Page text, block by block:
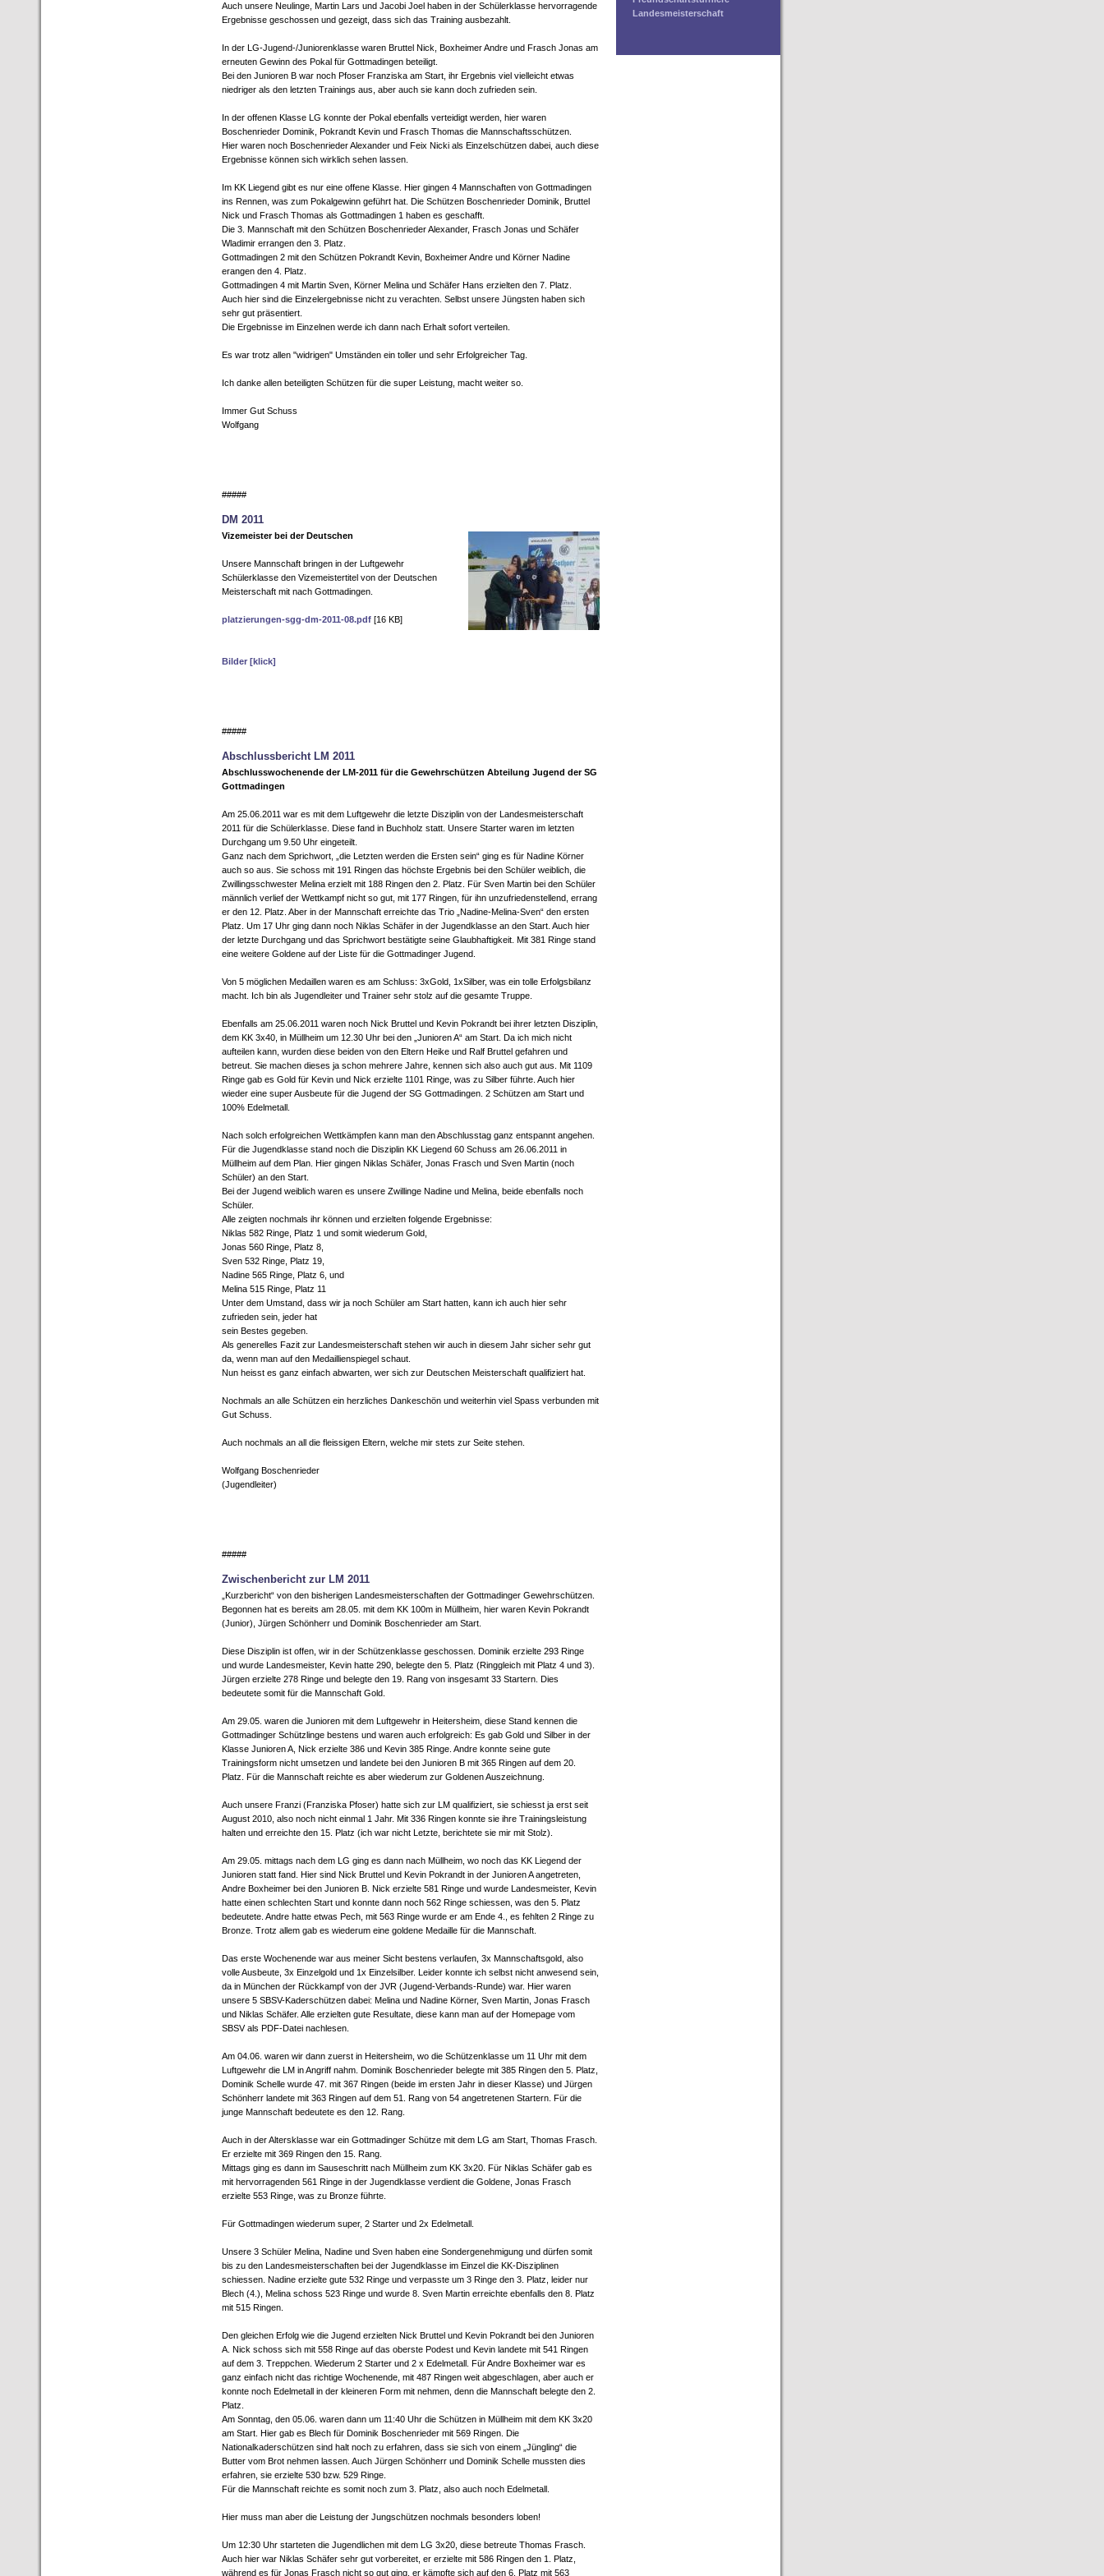
Auch unsere Neulinge, Martin Lars und Jacobi Joel haben in der Schülerklasse hervorragende
Ergebnisse geschossen und gezeigt, dass sich das Training ausbezahlt.
In der LG-Jugend-/Juniorenklasse waren Bruttel Nick, Boxheimer Andre und Frasch Jonas am
erneuten Gewinn des Pokal für Gottmadingen beteiligt.
Bei den Junioren B war noch Pfoser Franziska am Start, ihr Ergebnis viel vielleicht etwas
niedriger als den letzten Trainings aus, aber auch sie kann doch zufrieden sein.
In der offenen Klasse LG konnte der Pokal ebenfalls verteidigt werden, hier waren
Boschenrieder Dominik, Pokrandt Kevin und Frasch Thomas die Mannschaftsschützen.
Hier waren noch Boschenrieder Alexander und Feix Nicki als Einzelschützen dabei, auch diese
Ergebnisse können sich wirklich sehen lassen.
Im KK Liegend gibt es nur eine offene Klasse. Hier gingen 4 Mannschaften von Gottmadingen
ins Rennen, was zum Pokalgewinn geführt hat. Die Schützen Boschenrieder Dominik, Bruttel
Nick und Frasch Thomas als Gottmadingen 1 haben es geschafft.
Die 3. Mannschaft mit den Schützen Boschenrieder Alexander, Frasch Jonas und Schäfer
Wladimir errangen den 3. Platz.
Gottmadingen 2 mit den Schützen Pokrandt Kevin, Boxheimer Andre und Körner Nadine
erangen den 4. Platz.
Gottmadingen 4 mit Martin Sven, Körner Melina und Schäfer Hans erzielten den 7. Platz.
Auch hier sind die Einzelergebnisse nicht zu verachten. Selbst unsere Jüngsten haben sich
sehr gut präsentiert.
Die Ergebnisse im Einzelnen werde ich dann nach Erhalt sofort verteilen.
Es war trotz allen "widrigen" Umständen ein toller und sehr Erfolgreicher Tag.
Ich danke allen beteiligten Schützen für die super Leistung, macht weiter so.
Immer Gut Schuss
Wolfgang
#####
DM 2011
Vizemeister bei der Deutschen
Unsere Mannschaft bringen in der Luftgewehr
Schülerklasse den Vizemeistertitel von der Deutschen
Meisterschaft mit nach Gottmadingen.
platzierungen-sgg-dm-2011-08.pdf [16 KB]
Bilder [klick]
#####
Abschlussbericht LM 2011
Abschlusswochenende der LM-2011 für die Gewehrschützen Abteilung Jugend der SG
Gottmadingen
Am 25.06.2011 war es mit dem Luftgewehr die letzte Disziplin von der Landesmeisterschaft
2011 für die Schülerklasse. Diese fand in Buchholz statt. Unsere Starter waren im letzten
Durchgang um 9.50 Uhr eingeteilt.
Ganz nach dem Sprichwort, „die Letzten werden die Ersten sein“ ging es für Nadine Körner
auch so aus. Sie schoss mit 191 Ringen das höchste Ergebnis bei den Schüler weiblich, die
Zwillingsschwester Melina erzielt mit 188 Ringen den 2. Platz. Für Sven Martin bei den Schüler
männlich verlief der Wettkampf nicht so gut, mit 177 Ringen, für ihn unzufriedenstellend, errang
er den 12. Platz. Aber in der Mannschaft erreichte das Trio „Nadine-Melina-Sven“ den ersten
Platz. Um 17 Uhr ging dann noch Niklas Schäfer in der Jugendklasse an den Start. Auch hier
der letzte Durchgang und das Sprichwort bestätigte seine Glaubhaftigkeit. Mit 381 Ringe stand
eine weitere Goldene auf der Liste für die Gottmadinger Jugend.
Von 5 möglichen Medaillen waren es am Schluss: 3xGold, 1xSilber, was ein tolle Erfolgsbilanz
macht. Ich bin als Jugendleiter und Trainer sehr stolz auf die gesamte Truppe.
Ebenfalls am 25.06.2011 waren noch Nick Bruttel und Kevin Pokrandt bei ihrer letzten Disziplin,
dem KK 3x40, in Müllheim um 12.30 Uhr bei den „Junioren A“ am Start. Da ich mich nicht
aufteilen kann, wurden diese beiden von den Eltern Heike und Ralf Bruttel gefahren und
betreut. Sie machen dieses ja schon mehrere Jahre, kennen sich also auch gut aus. Mit 1109
Ringe gab es Gold für Kevin und Nick erzielte 1101 Ringe, was zu Silber führte. Auch hier
wieder eine super Ausbeute für die Jugend der SG Gottmadingen. 2 Schützen am Start und
100% Edelmetall.
Nach solch erfolgreichen Wettkämpfen kann man den Abschlusstag ganz entspannt angehen.
Für die Jugendklasse stand noch die Disziplin KK Liegend 60 Schuss am 26.06.2011 in
Müllheim auf dem Plan. Hier gingen Niklas Schäfer, Jonas Frasch und Sven Martin (noch
Schüler) an den Start.
Bei der Jugend weiblich waren es unsere Zwillinge Nadine und Melina, beide ebenfalls noch
Schüler.
Alle zeigten nochmals ihr können und erzielten folgende Ergebnisse:
Niklas 582 Ringe, Platz 1 und somit wiederum Gold,
Jonas 560 Ringe, Platz 8,
Sven 532 Ringe, Platz 19,
Nadine 565 Ringe, Platz 6, und
Melina 515 Ringe, Platz 11
Unter dem Umstand, dass wir ja noch Schüler am Start hatten, kann ich auch hier sehr
zufrieden sein, jeder hat
sein Bestes gegeben.
Als generelles Fazit zur Landesmeisterschaft stehen wir auch in diesem Jahr sicher sehr gut
da, wenn man auf den Medaillienspiegel schaut.
Nun heisst es ganz einfach abwarten, wer sich zur Deutschen Meisterschaft qualifiziert hat.
Nochmals an alle Schützen ein herzliches Dankeschön und weiterhin viel Spass verbunden mit
Gut Schuss.
Auch nochmals an all die fleissigen Eltern, welche mir stets zur Seite stehen.
Wolfgang Boschenrieder
(Jugendleiter)
#####
Zwischenbericht zur LM 2011
„Kurzbericht“ von den bisherigen Landesmeisterschaften der Gottmadinger Gewehrschützen.
Begonnen hat es bereits am 28.05. mit dem KK 100m in Müllheim, hier waren Kevin Pokrandt
(Junior), Jürgen Schönherr und Dominik Boschenrieder am Start.
Diese Disziplin ist offen, wir in der Schützenklasse geschossen. Dominik erzielte 293 Ringe
und wurde Landesmeister, Kevin hatte 290, belegte den 5. Platz (Ringgleich mit Platz 4 und 3).
Jürgen erzielte 278 Ringe und belegte den 19. Rang von insgesamt 33 Startern. Dies
bedeutete somit für die Mannschaft Gold.
Am 29.05. waren die Junioren mit dem Luftgewehr in Heitersheim, diese Stand kennen die
Gottmadinger Schützlinge bestens und waren auch erfolgreich: Es gab Gold und Silber in der
Klasse Junioren A, Nick erzielte 386 und Kevin 385 Ringe. Andre konnte seine gute
Trainingsform nicht umsetzen und landete bei den Junioren B mit 365 Ringen auf dem 20.
Platz. Für die Mannschaft reichte es aber wiederum zur Goldenen Auszeichnung.
Auch unsere Franzi (Franziska Pfoser) hatte sich zur LM qualifiziert, sie schiesst ja erst seit
August 2010, also noch nicht einmal 1 Jahr. Mit 336 Ringen konnte sie ihre Trainingsleistung
halten und erreichte den 15. Platz (ich war nicht Letzte, berichtete sie mir mit Stolz).
Am 29.05. mittags nach dem LG ging es dann nach Müllheim, wo noch das KK Liegend der
Junioren statt fand. Hier sind Nick Bruttel und Kevin Pokrandt in der Junioren A angetreten,
Andre Boxheimer bei den Junioren B. Nick erzielte 581 Ringe und wurde Landesmeister, Kevin
hatte einen schlechten Start und konnte dann noch 562 Ringe schiessen, was den 5. Platz
bedeutete. Andre hatte etwas Pech, mit 563 Ringe wurde er am Ende 4., es fehlten 2 Ringe zu
Bronze. Trotz allem gab es wiederum eine goldene Medaille für die Mannschaft.
Das erste Wochenende war aus meiner Sicht bestens verlaufen, 3x Mannschaftsgold, also
volle Ausbeute, 3x Einzelgold und 1x Einzelsilber. Leider konnte ich selbst nicht anwesend sein,
da in München der Rückkampf von der JVR (Jugend-Verbands-Runde) war. Hier waren
unsere 5 SBSV-Kaderschützen dabei: Melina und Nadine Körner, Sven Martin, Jonas Frasch
und Niklas Schäfer. Alle erzielten gute Resultate, diese kann man auf der Homepage vom
SBSV als PDF-Datei nachlesen.
Am 04.06. waren wir dann zuerst in Heitersheim, wo die Schützenklasse um 11 Uhr mit dem
Luftgewehr die LM in Angriff nahm. Dominik Boschenrieder belegte mit 385 Ringen den 5. Platz,
Dominik Schelle wurde 47. mit 367 Ringen (beide im ersten Jahr in dieser Klasse) und Jürgen
Schönherr landete mit 363 Ringen auf dem 51. Rang von 54 angetretenen Startern. Für die
junge Mannschaft bedeutete es den 12. Rang.
Auch in der Altersklasse war ein Gottmadinger Schütze mit dem LG am Start, Thomas Frasch.
Er erzielte mit 369 Ringen den 15. Rang.
Mittags ging es dann im Sauseschritt nach Müllheim zum KK 3x20. Für Niklas Schäfer gab es
mit hervorragenden 561 Ringe in der Jugendklasse verdient die Goldene, Jonas Frasch
erzielte 553 Ringe, was zu Bronze führte.
Für Gottmadingen wiederum super, 2 Starter und 2x Edelmetall.
Unsere 3 Schüler Melina, Nadine und Sven haben eine Sondergenehmigung und dürfen somit
bis zu den Landesmeisterschaften bei der Jugendklasse im Einzel die KK-Disziplinen
schiessen. Nadine erzielte gute 532 Ringe und verpasste um 3 Ringe den 3. Platz, leider nur
Blech (4.), Melina schoss 523 Ringe und wurde 8. Sven Martin erreichte ebenfalls den 8. Platz
mit 515 Ringen.
Den gleichen Erfolg wie die Jugend erzielten Nick Bruttel und Kevin Pokrandt bei den Junioren
A. Nick schoss sich mit 558 Ringe auf das oberste Podest und Kevin landete mit 541 Ringen
auf dem 3. Treppchen. Wiederum 2 Starter und 2 x Edelmetall. Für Andre Boxheimer war es
ganz einfach nicht das richtige Wochenende, mit 487 Ringen weit abgeschlagen, aber auch er
konnte noch Edelmetall in der kleineren Form mit nehmen, denn die Mannschaft belegte den 2.
Platz.
Am Sonntag, den 05.06. waren dann um 11:40 Uhr die Schützen in Müllheim mit dem KK 3x20
am Start. Hier gab es Blech für Dominik Boschenrieder mit 569 Ringen. Die
Nationalkaderschützen sind halt noch zu erfahren, dass sie sich von einem „Jüngling“ die
Butter vom Brot nehmen lassen. Auch Jürgen Schönherr und Dominik Schelle mussten dies
erfahren, sie erzielte 530 bzw. 529 Ringe.
Für die Mannschaft reichte es somit noch zum 3. Platz, also auch noch Edelmetall.
Hier muss man aber die Leistung der Jungschützen nochmals besonders loben!
Um 12:30 Uhr starteten die Jugendlichen mit dem LG 3x20, diese betreute Thomas Frasch.
Auch hier war Niklas Schäfer sehr gut vorbereitet, er erzielte mit 586 Ringen den 1. Platz,
während es für Jonas Frasch nicht so gut ging, er kämpfte sich auf den 6. Platz mit 563
Landesmeisterschaft